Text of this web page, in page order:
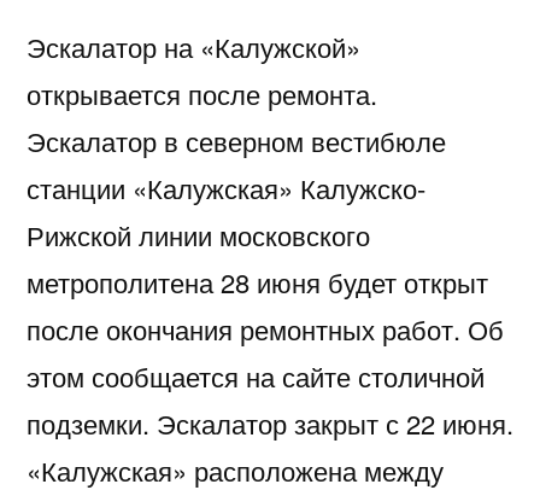
Эскалатор на «Калужской»
открывается после ремонта.
Эскалатор в северном вестибюле
станции «Калужская» Калужско-
Рижской линии московского
метрополитена 28 июня будет открыт
после окончания ремонтных работ. Об
этом сообщается на сайте столичной
подземки. Эскалатор закрыт с 22 июня.
«Калужская» расположена между